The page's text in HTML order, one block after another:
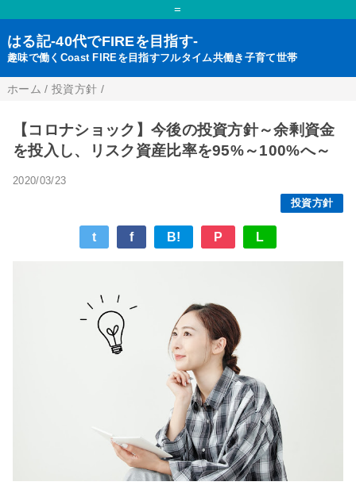
=
はる記-40代でFIREを目指す-
趣味で働くCoast FIREを目指すフルタイム共働き子育て世帯
ホーム / 投資方針 /
【コロナショック】今後の投資方針～余剰資金
を投入し、リスク資産比率を95%～100%へ～
2020/03/23
投資方針
t f B! P L